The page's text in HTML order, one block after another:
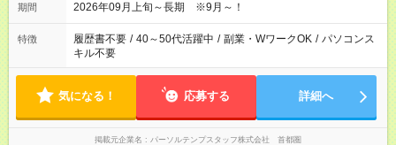
期間 2026年09月上旬～長期 ※9月～！
特徴 履歴書不要 / 40～50代活躍中 / 副業・WワークOK / パソコンス
キル不要
気になる！ 応募する 詳細へ
掲載元企業名 パーソルテンプスタッフ株式会社 首都圏